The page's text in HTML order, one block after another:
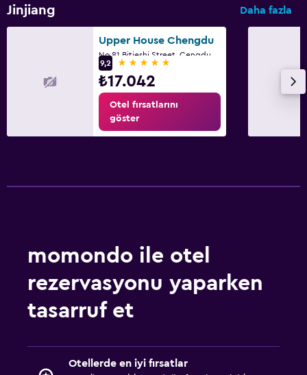
Jinjiang Daha fazla
Upper House Chengdu
No.81 Bitieshi Street, Çengdu
9,2
5 yıldız
₺17.042
Otel fırsatlarını
göster
momondo ile otel
rezervasyonu yaparken
tasarruf et
Otellerde en iyi fırsatlar